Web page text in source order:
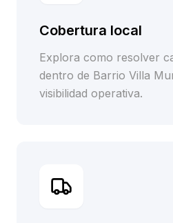
Cobertura local
Explora como resolver
dentro de Barrio Villa
visibilidad operativa.